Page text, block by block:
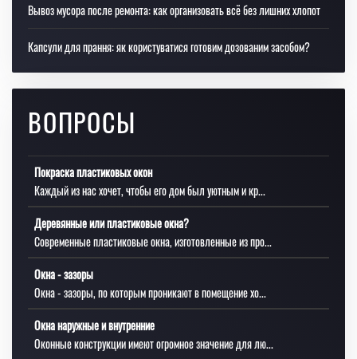
Вывоз мусора после ремонта: как организовать всё без лишних хлопот
Капсули для прання: як користуватися готовим дозованим засобом?
ВОПРОСЫ
Покраска пластиковых окон
Каждый из нас хочет, чтобы его дом был уютным и кр...
Деревянные или пластиковые окна?
Современные пластиковые окна, изготовленные из про...
Окна - зазоры
Окна - зазоры, по которым проникают в помещение хо...
Окна наружные и внутренние
Оконные конструкции имеют огромное значение для лю...